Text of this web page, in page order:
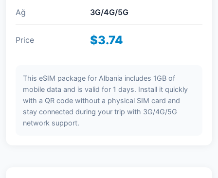
Ağ 3G/4G/5G
Price $3.74
This eSIM package for Albania includes 1GB of
mobile data and is valid for 1 days. Install it quickly
with a QR code without a physical SIM card and
stay connected during your trip with 3G/4G/5G
network support.